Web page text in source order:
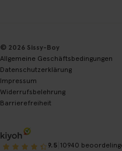
© 2026 Sissy-Boy
Allgemeine Geschäftsbedingungen
Datenschutzerklärung
Impressum
Widerrufsbelehrung
Barrierefreiheit
9.5 10940